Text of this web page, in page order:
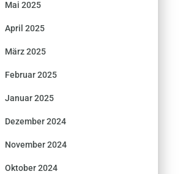
Mai 2025
April 2025
März 2025
Februar 2025
Januar 2025
Dezember 2024
November 2024
Oktober 2024